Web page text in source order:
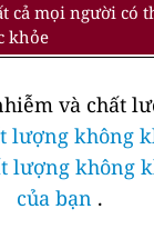
cả mọi người có
khỏe
và chất
lượng không
lượng không
của bạn .